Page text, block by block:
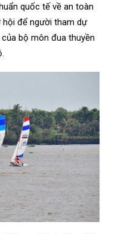
quốc tế về an toàn
hội để người tham dự
bộ môn đua thuyền